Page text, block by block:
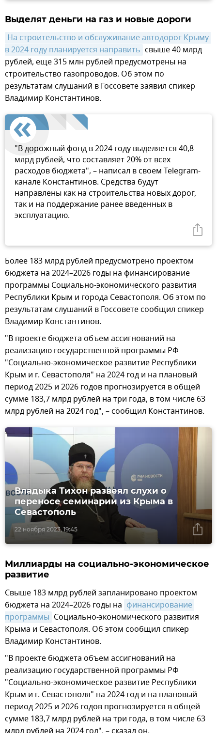
Выделят деньги на газ и новые дороги
На строительство и обслуживание автодорог Крыму
в 2024 году планируется направить свыше 40 млрд
рублей, еще 315 млн рублей предусмотрены на
строительство газопроводов. Об этом по
результатам слушаний в Госсовете заявил спикер
Владимир Константинов.
"В дорожный фонд в 2024 году выделяется 40,8
млрд рублей, что составляет 20% от всех
расходов бюджета", – написал в своем Telegram-
канале Константинов. Средства будут
направлены как на строительства новых дорог,
так и на поддержание ранее введенных в
эксплуатацию.
Более 183 млрд рублей предусмотрено проектом
бюджета на 2024–2026 годы на финансирование
программы Социально-экономического развития
Республики Крым и города Севастополя. Об этом по
результатам слушаний в Госсовете сообщил спикер
Владимир Константинов.
"В проекте бюджета объем ассигнований на
реализацию государственной программы РФ
"Социально-экономическое развитие Республики
Крым и г. Севастополя" на 2024 год и на плановый
период 2025 и 2026 годов прогнозируется в общей
сумме 183,7 млрд рублей на три года, в том числе 63
млрд рублей на 2024 год", – сообщил Константинов.
22 ноября 2023, 19:45
Владыка Тихон развеял слухи о
переносе семинарии из Крыма в
Севастополь
Миллиарды на социально-экономическое
развитие
Свыше 183 млрд рублей запланировано проектом
бюджета на 2024–2026 годы на финансирование
программы Социально-экономического развития
Крыма и Севастополя. Об этом сообщил спикер
Владимир Константинов.
"В проекте бюджета объем ассигнований на
реализацию государственной программы РФ
"Социально-экономическое развитие Республики
Крым и г. Севастополя" на 2024 год и на плановый
период 2025 и 2026 годов прогнозируется в общей
сумме 183,7 млрд рублей на три года, в том числе 63